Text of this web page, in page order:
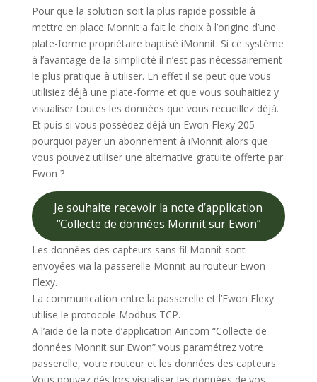
Pour que la solution soit la plus rapide possible à
mettre en place Monnit a fait le choix à l’origine d’une
plate-forme propriétaire baptisé iMonnit. Si ce système
à l’avantage de la simplicité il n’est pas nécessairement
le plus pratique à utiliser. En effet il se peut que vous
utilisiez déjà une plate-forme et que vous souhaitiez y
visualiser toutes les données que vous recueillez déjà.
Et puis si vous possédez déjà un Ewon Flexy 205
pourquoi payer un abonnement à iMonnit alors que
vous pouvez utiliser une alternative gratuite offerte par
Ewon ?
Je souhaite recevoir la note d’application
“Collecte de données Monnit sur Ewon”
Les données des capteurs sans fil Monnit sont
envoyées via la passerelle Monnit au routeur Ewon
Flexy.
La communication entre la passerelle et l’Ewon Flexy
utilise le protocole Modbus TCP.
A l’aide de la note d’application Airicom “Collecte de
données Monnit sur Ewon” vous paramétrez votre
passerelle, votre routeur et les données des capteurs.
Vous pouvez dés lors visualiser les données de vos